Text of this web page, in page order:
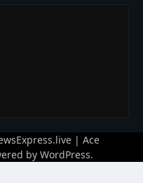
| Ace
by WordPress.